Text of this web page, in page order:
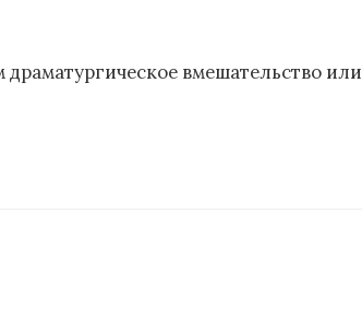
вмешательство или